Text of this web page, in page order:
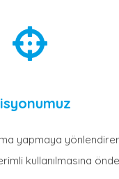
yapmaya
kullanılmasına